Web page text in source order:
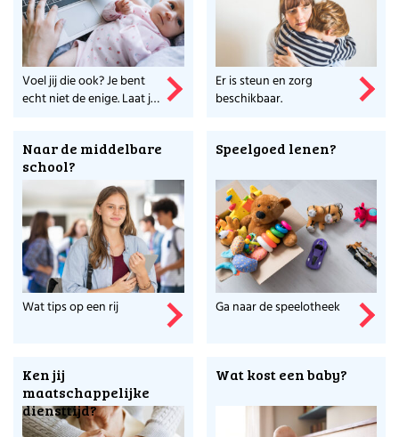
Voel jij die ook? Je bent
echt niet de enige. Laat je
Er is steun en zorg
beschikbaar.
Naar de middelbare
school?
Wat tips op een rij
Speelgoed lenen?
Ga naar de speelotheek
Ken jij
maatschappelijke
diensttijd?
Wat kost een baby?